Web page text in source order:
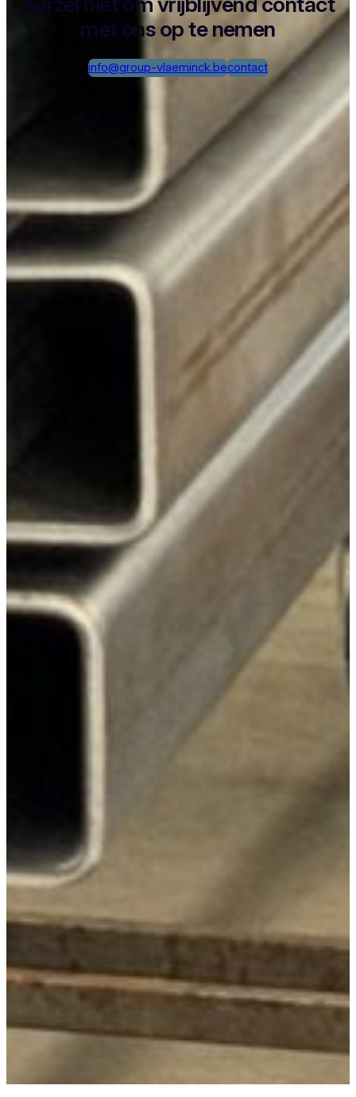
met ons op te nemen
info@group-vlaeminck.becontact